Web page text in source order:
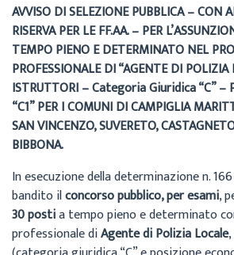
AVVISO DI SELEZIONE PUBBLICA – CON
RISERVA PER LE FF.AA. – PER
TEMPO PIENO E DETERMINATO NEL
PROFESSIONALE DI “AGENTE DI POLIZIA
ISTRUTTORI – Categoria Giuridica “C”
“C1” PER I COMUNI DICAMPIGLIA
SAN VINCENZO, SUVERETO,
BIBBONA.
In esecuzione della determinazione n.
bandito ilconcorso pubblico, per esami,
30 postia tempo pieno e determinato
professionale diAgente di Polizia Locale